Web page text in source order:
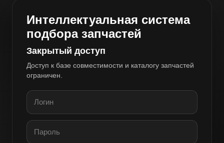
Интеллектуальная система
подбора запчастей
Закрытый доступ
Доступ к базе совместимости и каталогу запчастей
ограничен.